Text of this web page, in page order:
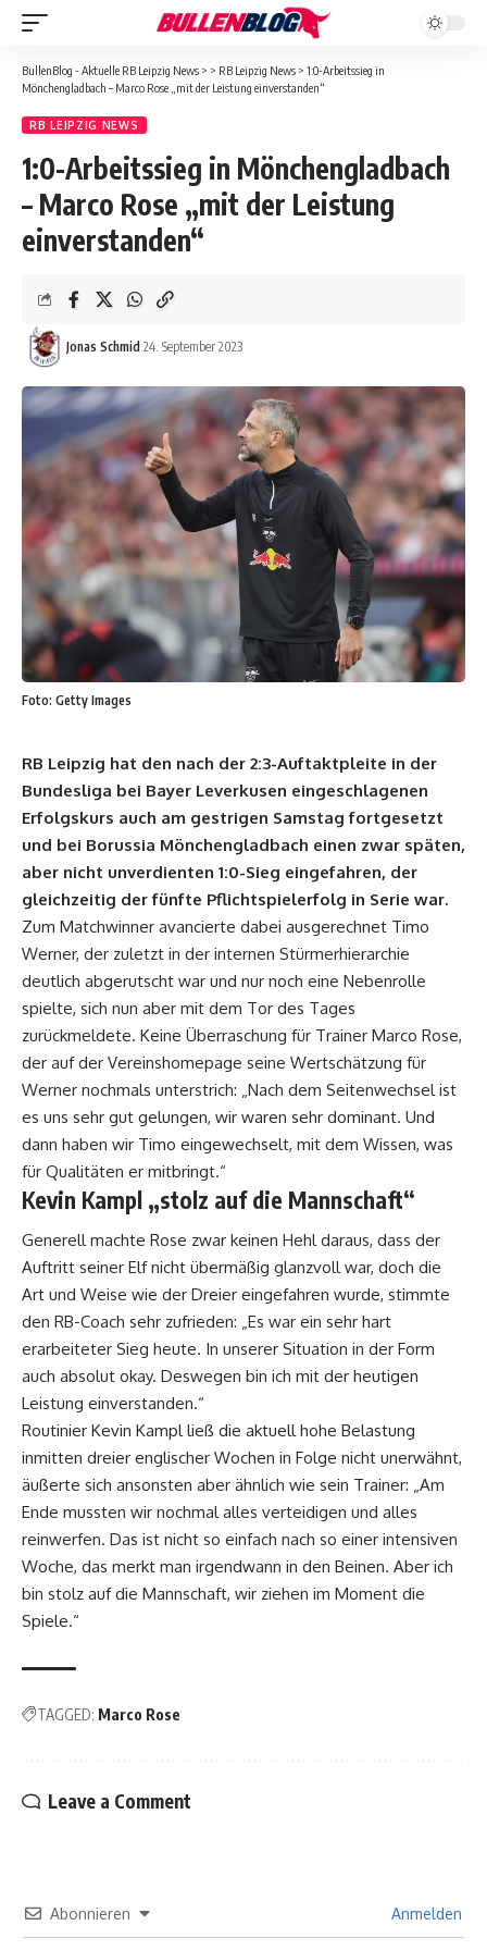
BullenBlog - Aktuelle RB Leipzig News > > RB Leipzig News > 1:0-Arbeitssieg in
Mönchengladbach – Marco Rose „mit der Leistung einverstanden“
RB LEIPZIG NEWS
1:0-Arbeitssieg in Mönchengladbach
– Marco Rose „mit der Leistung
einverstanden“
Jonas Schmid 24. September 2023
Foto: Getty Images
RB Leipzig hat den nach der 2:3-Auftaktpleite in der
Bundesliga bei Bayer Leverkusen eingeschlagenen
Erfolgskurs auch am gestrigen Samstag fortgesetzt
und bei Borussia Mönchengladbach einen zwar späten,
aber nicht unverdienten 1:0-Sieg eingefahren, der
gleichzeitig der fünfte Pflichtspielerfolg in Serie war.
Zum Matchwinner avancierte dabei ausgerechnet Timo
Werner, der zuletzt in der internen Stürmerhierarchie
deutlich abgerutscht war und nur noch eine Nebenrolle
spielte, sich nun aber mit dem Tor des Tages
zurückmeldete. Keine Überraschung für Trainer Marco Rose,
der auf der Vereinshomepage seine Wertschätzung für
Werner nochmals unterstrich: „Nach dem Seitenwechsel ist
es uns sehr gut gelungen, wir waren sehr dominant. Und
dann haben wir Timo eingewechselt, mit dem Wissen, was
für Qualitäten er mitbringt.“
Kevin Kampl „stolz auf die Mannschaft“
Generell machte Rose zwar keinen Hehl daraus, dass der
Auftritt seiner Elf nicht übermäßig glanzvoll war, doch die
Art und Weise wie der Dreier eingefahren wurde, stimmte
den RB-Coach sehr zufrieden: „Es war ein sehr hart
erarbeiteter Sieg heute. In unserer Situation in der Form
auch absolut okay. Deswegen bin ich mit der heutigen
Leistung einverstanden.“
Routinier Kevin Kampl ließ die aktuell hohe Belastung
inmitten dreier englischer Wochen in Folge nicht unerwähnt,
äußerte sich ansonsten aber ähnlich wie sein Trainer: „Am
Ende mussten wir nochmal alles verteidigen und alles
reinwerfen. Das ist nicht so einfach nach so einer intensiven
Woche, das merkt man irgendwann in den Beinen. Aber ich
bin stolz auf die Mannschaft, wir ziehen im Moment die
Spiele.“
TAGGED: Marco Rose
Leave a Comment
Abonnieren Anmelden